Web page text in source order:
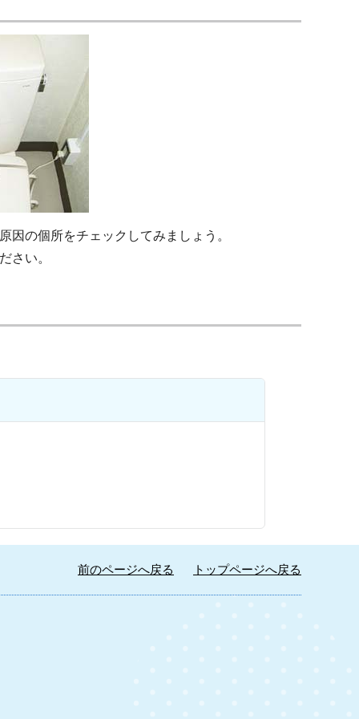
の個所をチェックしてみましょう。
さい。
前のページへ戻る トップページへ戻る